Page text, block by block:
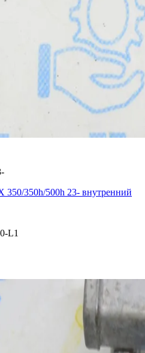
350/350h/500h 23- внутренний
L1